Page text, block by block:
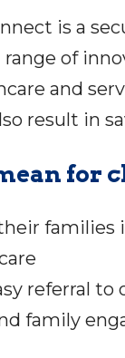
is a
of
and
result in
for
referral to
family